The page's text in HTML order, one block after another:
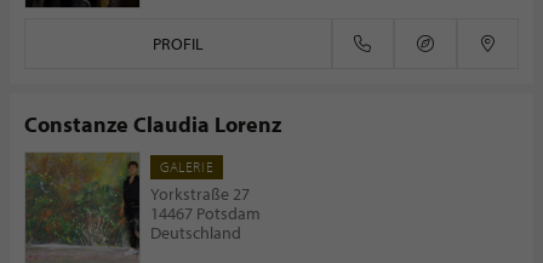
PROFIL
Constanze Claudia Lorenz
GALERIE
Yorkstraße 27
14467 Potsdam
Deutschland